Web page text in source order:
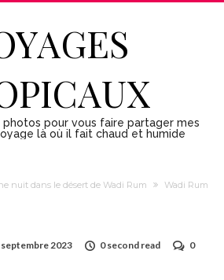
pour vous faire partager mes
là où il fait chaud et humide
nuit dans le désert de Wadi Rum Wadi Rum
2023 0 second read
0